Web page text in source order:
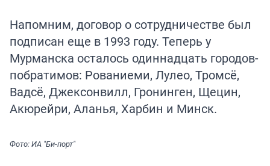
Напомним, договор о сотрудничестве был
подписан еще в 1993 году. Теперь у
Мурманска осталось одиннадцать городов-
побратимов: Рованиеми, Лулео, Тромсё,
Вадсё, Джексонвилл, Гронинген, Щецин,
Акюрейри, Аланья, Харбин и Минск.
Фото: ИА "Би-порт"